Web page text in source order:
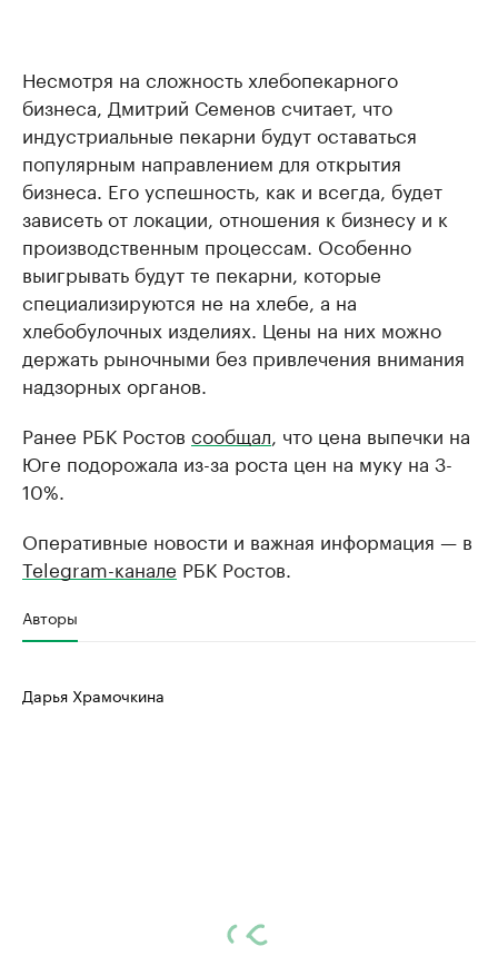
Несмотря на сложность хлебопекарного
бизнеса, Дмитрий Семенов считает, что
индустриальные пекарни будут оставаться
популярным направлением для открытия
бизнеса. Его успешность, как и всегда, будет
зависеть от локации, отношения к бизнесу и к
производственным процессам. Особенно
выигрывать будут те пекарни, которые
специализируются не на хлебе, а на
хлебобулочных изделиях. Цены на них можно
держать рыночными без привлечения внимания
надзорных органов.
Ранее РБК Ростов сообщал , что цена выпечки на
Юге подорожала из-за роста цен на муку на 3-
10%.
Оперативные новости и важная информация — в
Telegram-канале РБК Ростов.
Авторы
Дарья Храмочкина